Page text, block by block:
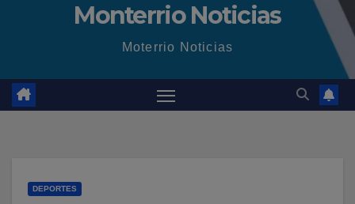
Monterrio Noticias
Moterrio Noticias
DEPORTES